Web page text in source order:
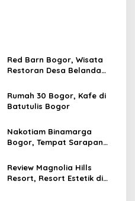
Red Barn Bogor, Wisata
Restoran Desa Belanda
Sukamakmur dengan
Pemandangan Perbukitan
Rumah 30 Bogor, Kafe di
Batutulis Bogor
Nakotiam Binamarga
Bogor, Tempat Sarapan
Baranangsiang dengan
Menu Bernuansa Singapura
Review Magnolia Hills
Resort, Resort Estetik di